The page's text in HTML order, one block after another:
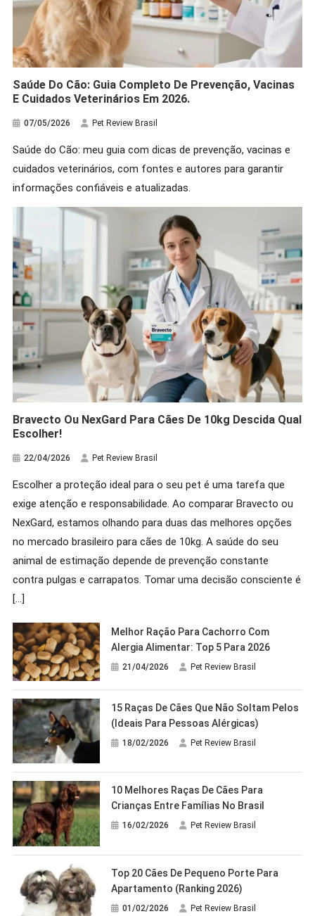
Saúde Do Cão: Guia Completo De Prevenção, Vacinas
E Cuidados Veterinários Em 2026.
07/05/2026 Pet Review Brasil
Saúde do Cão: meu guia com dicas de prevenção, vacinas e
cuidados veterinários, com fontes e autores para garantir
informações confiáveis e atualizadas.
Bravecto Ou NexGard Para Cães De 10kg Descida Qual
Escolher!
22/04/2026 Pet Review Brasil
Escolher a proteção ideal para o seu pet é uma tarefa que
exige atenção e responsabilidade. Ao comparar Bravecto ou
NexGard, estamos olhando para duas das melhores opções
no mercado brasileiro para cães de 10kg. A saúde do seu
animal de estimação depende de prevenção constante
contra pulgas e carrapatos. Tomar uma decisão consciente é
[…]
Melhor Ração Para Cachorro Com
Alergia Alimentar: Top 5 Para 2026
21/04/2026 Pet Review Brasil
15 Raças De Cães Que Não Soltam Pelos
(ideais Para Pessoas Alérgicas)
18/02/2026 Pet Review Brasil
10 Melhores Raças De Cães Para
Crianças Entre Famílias No Brasil
16/02/2026 Pet Review Brasil
Top 20 Cães De Pequeno Porte Para
Apartamento (Ranking 2026)
01/02/2026 Pet Review Brasil